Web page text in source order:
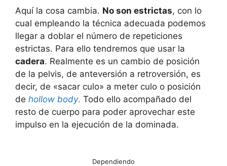
Aquí la cosa cambia. No son estrictas, con lo
cual empleando la técnica adecuada podemos
llegar a doblar el número de repeticiones
estrictas. Para ello tendremos que usar la
cadera. Realmente es un cambio de posición
de la pelvis, de anteversión a retroversión, es
decir, de «sacar culo» a meter culo o posición
de hollow body. Todo ello acompañado del
resto de cuerpo para poder aprovechar este
impulso en la ejecución de la dominada.
Dependiendo